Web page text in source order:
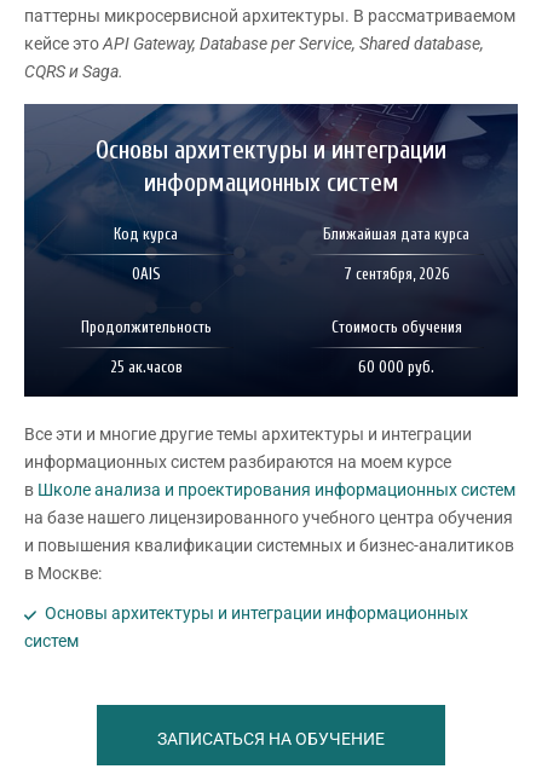
паттерны микросервисной архитектуры. В рассматриваемом
кейсе этоAPI Gateway, Database per Service, Shared database,
CQRSиSaga.
Основы архитектуры и интеграции
информационных систем
Код курса
OAIS
Ближайшая дата курса
7 сентября, 2026
Продолжительность
25 ак.часов
Стоимость обучения
60 000 руб.
Все эти и многие другие темы архитектуры и интеграции
информационных систем разбираются на моем курсе
в Школе анализа и проектирования информационных систем
на базе нашего лицензированного учебного центра обучения
и повышения квалификации системных и бизнес-аналитиков
в Москве:
Основы архитектуры и интеграции информационных
систем
ЗАПИСАТЬСЯ НА ОБУЧЕНИЕ